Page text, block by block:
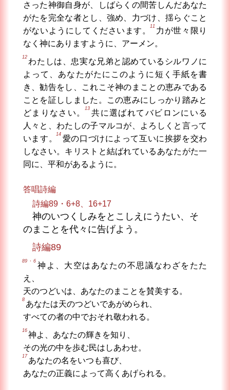
さった神御自身が、しばらくの間苦しんだあなた
がたを完全な者とし、強め、力づけ、揺らぐこと
がないようにしてくださいます。
11
力が世々限り
なく神にありますように、アーメン。
12
わたしは、忠実な兄弟と認めているシルワノに
よって、あなたがたにこのように短く手紙を書
き、勧告をし、これこそ神のまことの恵みである
ことを証ししました。この恵みにしっかり踏みと
どまりなさい。
13
共に選ばれてバビロンにいる
人々と、わたしの子マルコが、よろしくと言って
います。
14
愛の口づけによって互いに挨拶を交わ
しなさい。キリストと結ばれているあなたがた一
同に、平和があるように。
答唱詩編
詩編89・6+8、16+17
神のいつくしみをとこしえにうたい、そ
のまことを代々に告げよう。
詩編89
89・6
神よ、大空はあなたの不思議なわざをたた
え、
天のつどいは、あなたのまことを賛美する。
8
あなたは天のつどいであがめられ、
すべての者の中でおそれ敬われる。
16
神よ、あなたの輝きを知り、
その光の中を歩む民はしあわせ。
17
あなたの名をいつも喜び、
あなたの正義によって高くあげられる。